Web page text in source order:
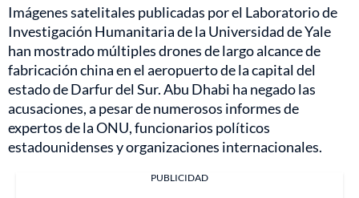
Imágenes satelitales publicadas por el Laboratorio de
Investigación Humanitaria de la Universidad de Yale
han mostrado múltiples drones de largo alcance de
fabricación china en el aeropuerto de la capital del
estado de Darfur del Sur. Abu Dhabi ha negado las
acusaciones, a pesar de numerosos informes de
expertos de la ONU, funcionarios políticos
estadounidenses y organizaciones internacionales.
PUBLICIDAD